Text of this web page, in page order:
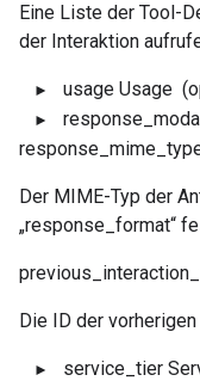
Eine Liste der Tool-
der Interaktion
usage Usage
Der MIME-Typ der
„response_format“
Die ID der
service_tier